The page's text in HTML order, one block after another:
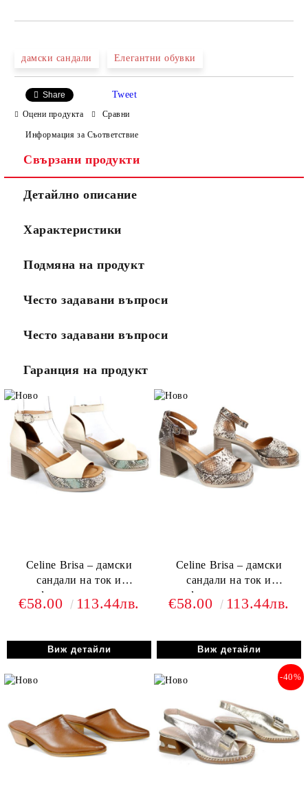
Ние ще се свържем с вас в рамките на работния ден.
дамски сандали Елегантни обувки
Share Tweet
Оцени продукта Сравни
Информация за Съответствие
Свързани продукти
Детайлно описание
Характеристики
Подмяна на продукт
Често задавани въпроси
Често задавани въпроси
Гаранция на продукт
Celine Brisa – дамски
сандали на ток и
платформа от естествена
кожа в бежово
€58.00 113.44лв.
Виж детайли
Celine Brisa – дамски
сандали на ток и
платформа от естествена
кожа със змийски принт в
€58.00 113.44лв.
Виж детайли
-40%